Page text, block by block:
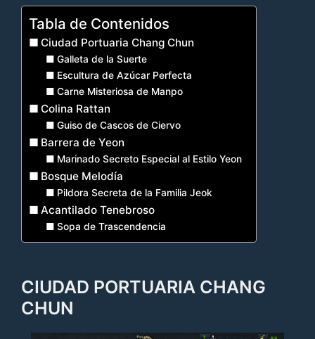
Tabla de Contenidos
Ciudad Portuaria Chang Chun
Galleta de la Suerte
Escultura de Azúcar Perfecta
Carne Misteriosa de Manpo
Colina Rattan
Guiso de Cascos de Ciervo
Barrera de Yeon
Marinado Secreto Especial al Estilo Yeon
Bosque Melodía
Pildora Secreta de la Familia Jeok
Acantilado Tenebroso
Sopa de Trascendencia
CIUDAD PORTUARIA CHANG
CHUN